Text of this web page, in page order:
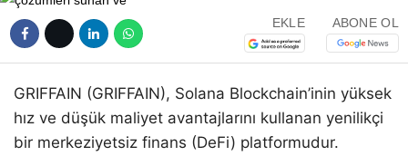
EKLE ABONE OL
GRIFFAIN (GRIFFAIN), Solana Blockchain’inin yüksek
hız ve düşük maliyet avantajlarını kullanan yenilikçi
bir merkeziyetsiz finans (DeFi) platformudur.